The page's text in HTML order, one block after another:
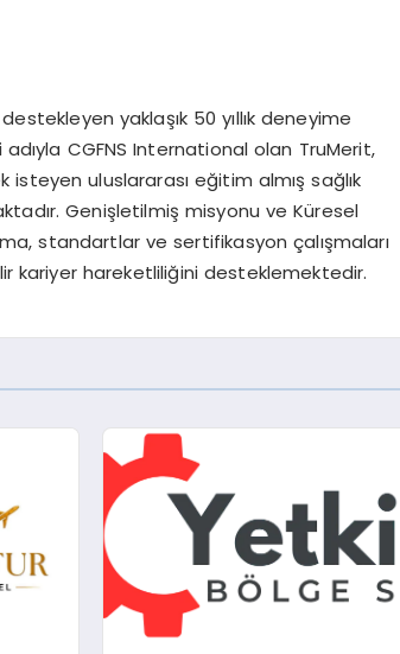
yaklaşık 50 yıllık deneyime
adıyla CGFNS International olan TruMerit,
isteyen uluslararası eğitim almışsağlık
ır. Genişletilmiş misyonu ve Küresel
standartlar ve sertifikasyonçalışmaları
kariyer hareketliliğini desteklemektedir.